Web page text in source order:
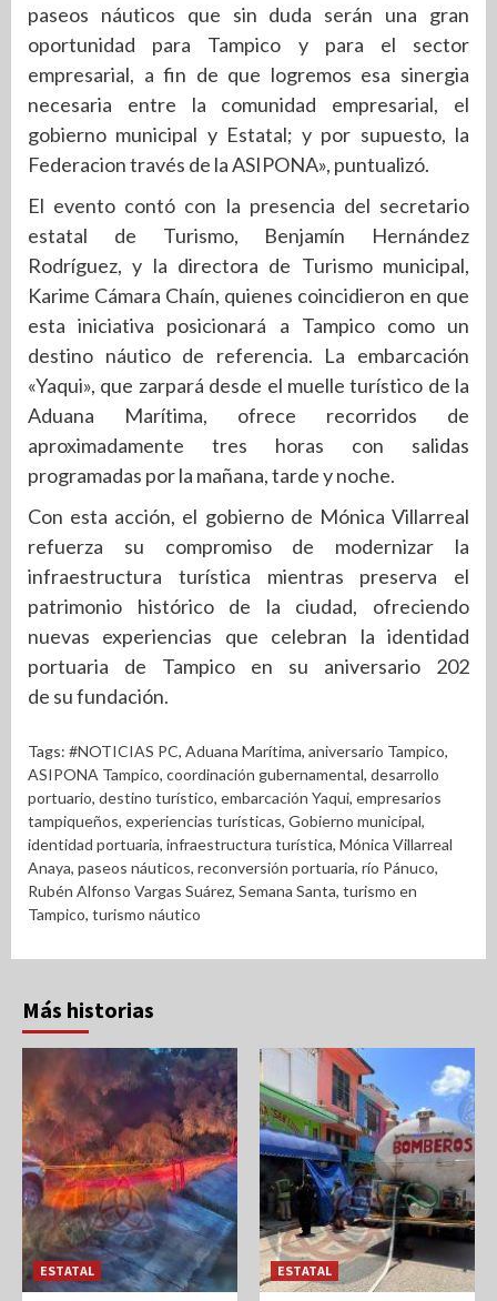
paseos náuticos que sin duda serán una gran
oportunidad para Tampico y para el sector
empresarial, a fin de que logremos esa sinergia
necesaria entre la comunidad empresarial, el
gobierno municipal y Estatal; y por supuesto, la
Federacion través de la ASIPONA», puntualizó.
El evento contó con la presencia del secretario
estatal de Turismo, Benjamín Hernández
Rodríguez, y la directora de Turismo municipal,
Karime Cámara Chaín, quienes coincidieron en que
esta iniciativa posicionará a Tampico como un
destino náutico de referencia. La embarcación
«Yaqui», que zarpará desde el muelle turístico de la
Aduana Marítima, ofrece recorridos de
aproximadamente tres horas con salidas
programadas por la mañana, tarde y noche.
Con esta acción, el gobierno de Mónica Villarreal
refuerza su compromiso de modernizar la
infraestructura turística mientras preserva el
patrimonio histórico de la ciudad, ofreciendo
nuevas experiencias que celebran la identidad
portuaria de Tampico en su aniversario 202
de su fundación.
Tags: #NOTICIAS PC, Aduana Marítima, aniversario Tampico,
ASIPONA Tampico, coordinación gubernamental, desarrollo
portuario, destino turístico, embarcación Yaqui, empresarios
tampiqueños, experiencias turísticas, Gobierno municipal,
identidad portuaria, infraestructura turística, Mónica Villarreal
Anaya, paseos náuticos, reconversión portuaria, río Pánuco,
Rubén Alfonso Vargas Suárez, Semana Santa, turismo en
Tampico, turismo náutico
Más historias
ESTATAL ESTATAL